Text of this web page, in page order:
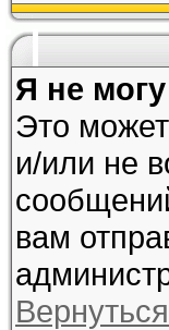
Я не
Это
и/или не
вам